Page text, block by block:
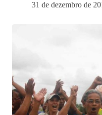
31 de dezembro de